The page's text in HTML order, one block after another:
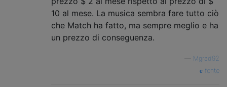
10 al mese. La musica sembra fare tutto ciò
che Match ha fatto, ma sempre meglio e ha
un prezzo di conseguenza.
Mgrad92
fonte